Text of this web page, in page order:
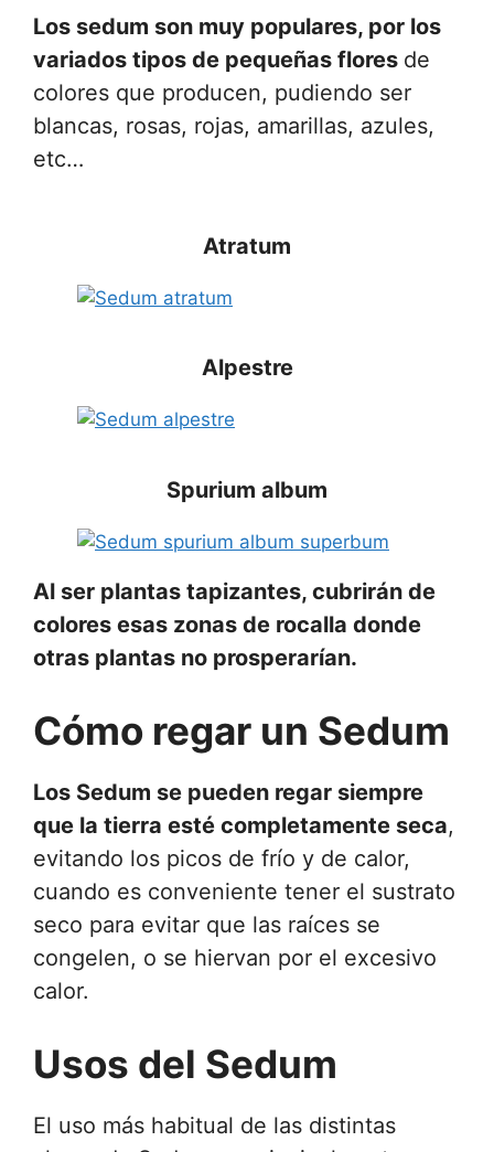
Los sedum son muy populares, por los
variados tipos de pequeñas flores de
colores que producen, pudiendo ser
blancas, rosas, rojas, amarillas, azules,
etc…
Atratum
Alpestre
Spurium album
Al ser plantas tapizantes, cubrirán de
colores esas zonas de rocalla donde
otras plantas no prosperarían.
Cómo regar un Sedum
Los Sedum se pueden regar siempre
que la tierra esté completamente seca,
evitando los picos de frío y de calor,
cuando es conveniente tener el sustrato
seco para evitar que las raíces se
congelen, o se hiervan por el excesivo
calor.
Usos del Sedum
El uso más habitual de las distintas